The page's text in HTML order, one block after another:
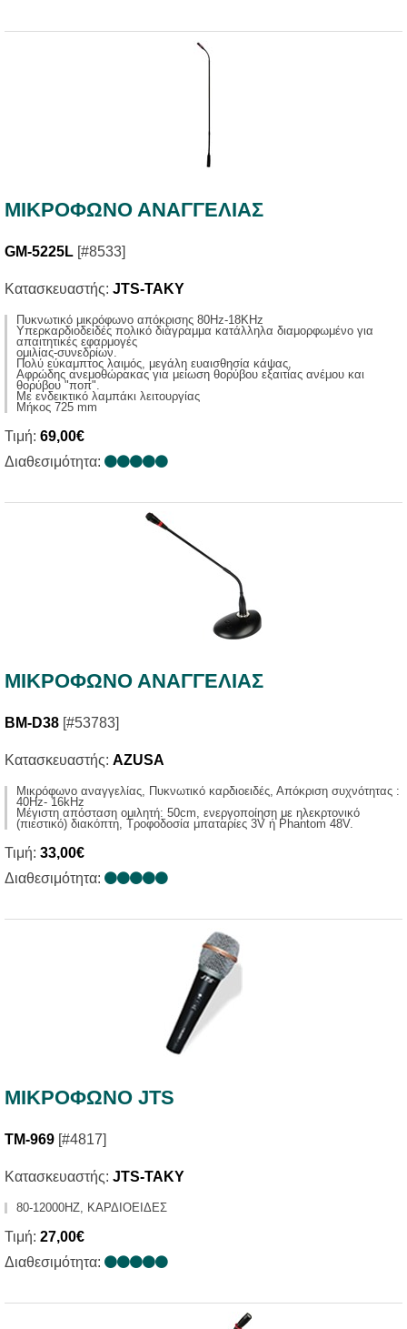
ΜΙΚΡΟΦΩΝΟ ΑΝΑΓΓΕΛΙΑΣ
GM-5225L [#8533]
Κατασκευαστής: JTS-TAKY
Πυκνωτικό μικρόφωνο απόκρισης 80Ηz-18KHz
Υπερκαρδιοδειδές πολικό διάγραμμα κατάλληλα διαμορφωμένο για
απαιτητικές εφαρμογές
ομιλίας-συνεδρίων.
Πολύ εύκαμπτος λαιμός, μεγάλη ευαισθησία κάψας,
Αφρώδης ανεμοθώρακας για μείωση θορύβου εξαιτίας ανέμου και
θορύβου "ποπ".
Με ενδεικτικό λαμπάκι λειτουργίας
Μήκος 725 mm
Τιμή: 69,00€
Διαθεσιμότητα:
ΜΙΚΡΟΦΩΝΟ ΑΝΑΓΓΕΛΙΑΣ
BM-D38 [#53783]
Κατασκευαστής: AZUSA
Μικρόφωνο αναγγελίας, Πυκνωτικό καρδιοειδές, Απόκριση συχνότητας :
40Hz- 16kHz
Μέγιστη απόσταση ομιλητή: 50cm, ενεργοποίηση με ηλεκρτονικό
(πιεστικό) διακόπτη, Τροφοδοσία μπαταρίες 3V ή Phantom 48V.
Τιμή: 33,00€
Διαθεσιμότητα:
ΜΙΚΡΟΦΩΝΟ JTS
TM-969 [#4817]
Κατασκευαστής: JTS-TAKY
80-12000HZ, ΚΑΡΔΙΟΕΙΔΕΣ
Τιμή: 27,00€
Διαθεσιμότητα: